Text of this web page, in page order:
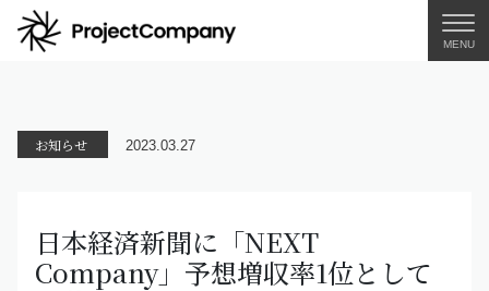
MENU
お知らせ 2023.03.27
日本経済新聞に「NEXT
Company」予想増収率1位として